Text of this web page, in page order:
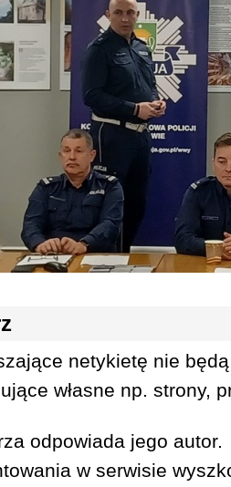
netykietę nie
własne np. strony,
odpowiada jego autor.
w serwisie